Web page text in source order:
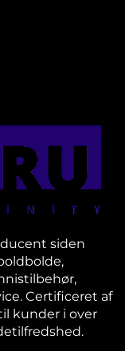
siden
Certificeret af
kunder i over